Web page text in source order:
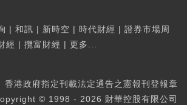
| 和訊 | 新時空 | 時代財經 | 證券市場周
經 | 攬富財經 | 更多...
香港政府指定刊載法定通告之憲報刊登報章
© 1998 - 2026 財華控股有限公司